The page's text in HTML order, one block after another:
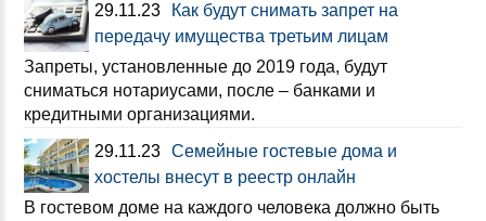
29.11.23
Как будут снимать запрет на
передачу имущества третьим лицам
Запреты, установленные до 2019 года, будут
сниматься нотариусами, после – банками и
кредитными организациями.
29.11.23 Семейные гостевые дома и
хостелы внесут в реестр онлайн
В гостевом доме на каждого человека должно быть